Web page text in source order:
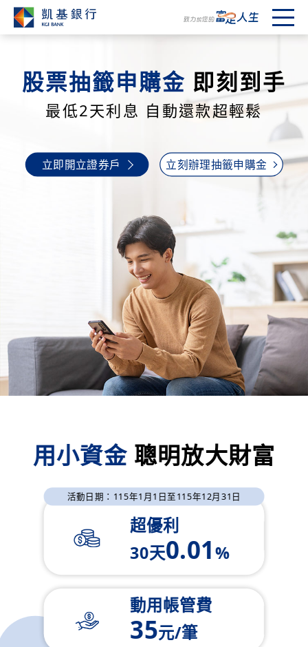
股票抽籤申購金 即刻到手
最低2天利息 自動還款超輕鬆
立即開立證券戶 立刻辦理抽籤申購金
用小資金聰明放大財富
活動日期：115年1月1日至115年12月31日
超優利
30天0.01%
動用帳管費
35元/筆